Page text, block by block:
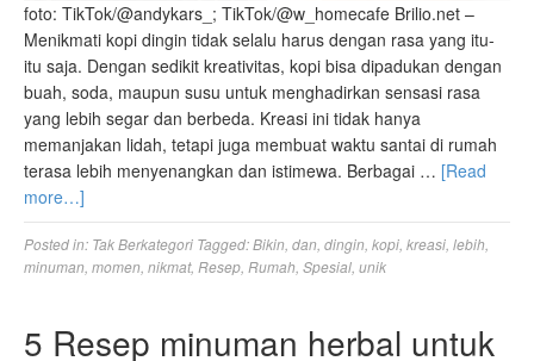
foto: TikTok/@andykars_; TikTok/@w_homecafe Brilio.net –
Menikmati kopi dingin tidak selalu harus dengan rasa yang itu-
itu saja. Dengan sedikit kreativitas, kopi bisa dipadukan dengan
buah, soda, maupun susu untuk menghadirkan sensasi rasa
yang lebih segar dan berbeda. Kreasi ini tidak hanya
memanjakan lidah, tetapi juga membuat waktu santai di rumah
terasa lebih menyenangkan dan istimewa. Berbagai … [Read
more…]
Posted in: Tak Berkategori Tagged:Bikin dan dingin kopi kreasi lebih
minuman momen nikmat, Resep Rumah Spesial unik
5 Resep minuman herbal untuk